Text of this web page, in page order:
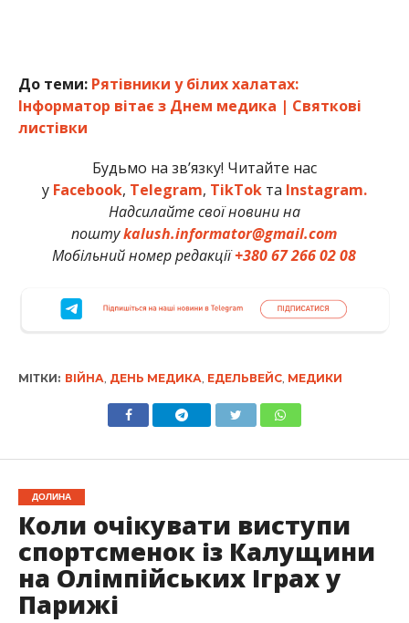
До теми: Рятівники у білих халатах:
Інформатор вітає з Днем медика | Святкові
листівки
Будьмо на зв’язку! Читайте нас
у Facebook, Telegram, TikTokта Instagram.
Надсилайте свої новини на
поштуkalush.informator@gmail.com
Мобільний номер редакції+380 67 266 02 08
МІТКИ: ВІЙНА, ДЕНЬ МЕДИКА, ЕДЕЛЬВЕЙС, МЕДИКИ
ДОЛИНА
Коли очікувати виступи
спортсменок із Калущини
на Олімпійських Іграх у
Парижі